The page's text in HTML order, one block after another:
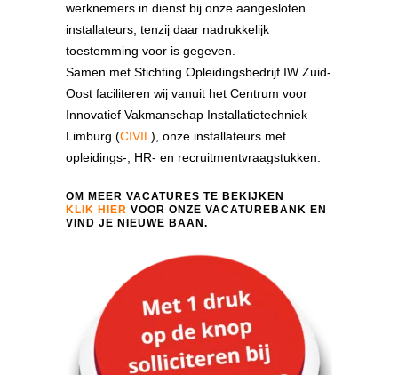
werknemers in dienst bij onze aangesloten
installateurs, tenzij daar nadrukkelijk
toestemming voor is gegeven.
Samen met Stichting Opleidingsbedrijf IW Zuid-
Oost faciliteren wij vanuit het Centrum voor
Innovatief Vakmanschap Installatietechniek
Limburg (CIVIL ), onze installateurs met
opleidings-, HR- en recruitmentvraagstukken.
OM MEER VACATURES TE BEKIJKEN
KLIK HIER VOOR ONZE VACATUREBANK EN
VIND JE NIEUWE BAAN.